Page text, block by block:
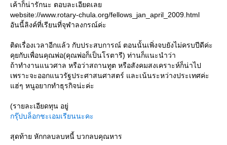
เค้าก็น่ารักนะ ตอบละเอียดเล
website://www.rotary-chula.org/fellows_jan_april_2009.html
อันนี้ลิงค์ที่เรียนที่จุฬาลงกรณ์ค่ะ
ติดเรื่องเวลาอีกแล้ว กับประสบการณ์ ตอนนั้นเพิ่งจบยังไม่ครบปีดีค่ะ
คุยกับเพื่อนคุณพ่อ(คุณพ่อก็เป็นโรตารี) ท่านก็แนะนำว่า
ถ้าทำงานแนวศาล หรือว่าสถานทูต หรือสังคมสงเคราะห์ก็น่าไป
เพราะจะออกแนวรัฐประศาสนศาสตร์ และเน้นระหว่างประเทศค่ะ
ฮ่ๆ หนูอยากทำธุรกิจน่ะค่ะ
(รายละเอียดทุน อยู่
กรุ๊ปบล็อกชะเอมเรียนนะคะ
สุดท้าย หักกลบลบหนี้ บวกลบคุณหาร